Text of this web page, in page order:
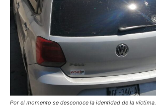
Por el momento se desconoce la identidad de la víctima.